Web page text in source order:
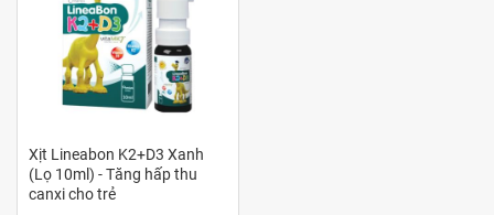
-Giúp tăng cường sức đề kháng.
Đối tượng sử dụng
-Trẻ có chế độ ăn thiếu Vitamin C.
-Trẻ hay bị chảy máu chân răng, chảy máu cam.
Xịt Lineabon K2+D3 Xanh
(Lọ 10ml) - Tăng hấp thu
canxi cho trẻ